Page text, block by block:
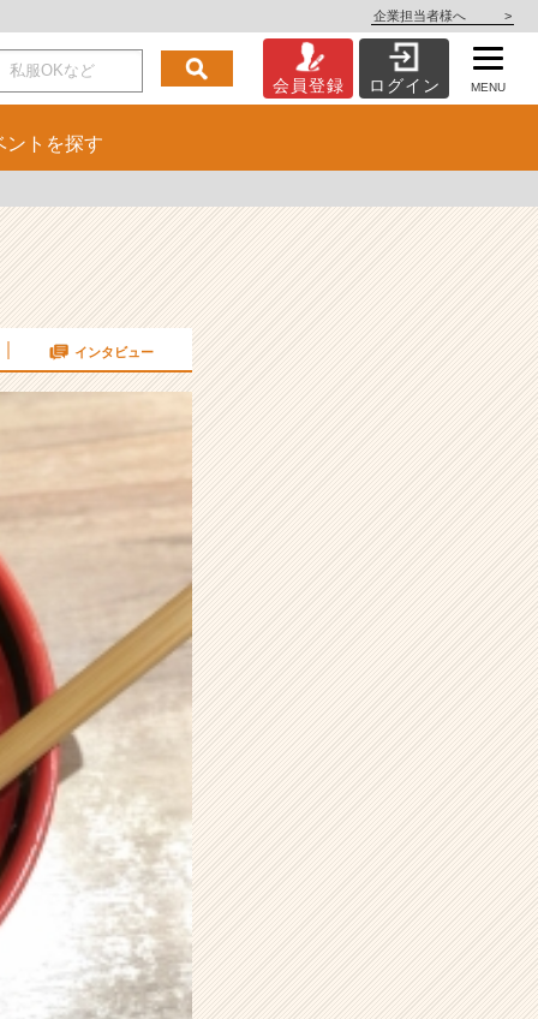
企業担当者様へ >
会員登録 ログイン MENU
ント を探す
インタビュー